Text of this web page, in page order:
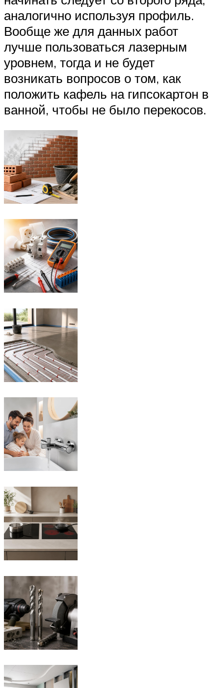
аналогично используя профиль.
Вообще же для данных работ
лучше пользоваться лазерным
уровнем, тогда и не будет
возникать вопросов о том, как
положить кафель на гипсокартон в
ванной, чтобы не было перекосов.